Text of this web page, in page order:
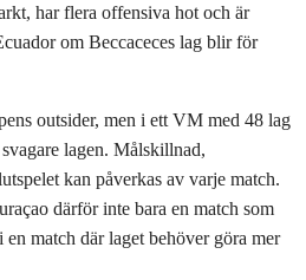
har flera offensiva hot och är
om Beccaceces lag blir för
outsider, men i ett VM med 48 lag
lagen. Målskillnad,
kan påverkas av varje match.
därför inte bara en match som
match där laget behöver göra mer